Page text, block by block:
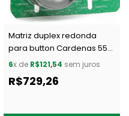
Matriz duplex redonda
para button Cardenas 55
mm c/ 1 un
6x de R$121,54 sem juros
R$729,26